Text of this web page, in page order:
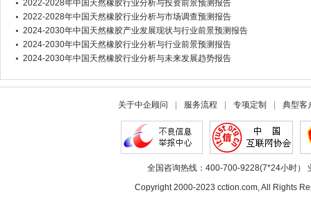
2022-2028年中国天然橡胶行业分析与投资前景预测报告
2022-2028年中国天然橡胶行业分析与市场调查预测报告
2024-2030年中国天然橡胶产业发展现状与行业前景预测报告
2024-2030年中国天然橡胶行业分析与行业前景预测报告
2024-2030年中国天然橡胶行业分析与未来发展趋势报告
关于中企顾问 服务流程 专项定制 典型客
全国咨询热线：400-700-9228(7*24小时）
Copyright 2000-2023 cction.com, All Rights